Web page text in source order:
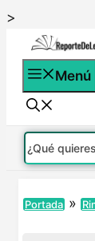
>
contenido
Menú
Portada »